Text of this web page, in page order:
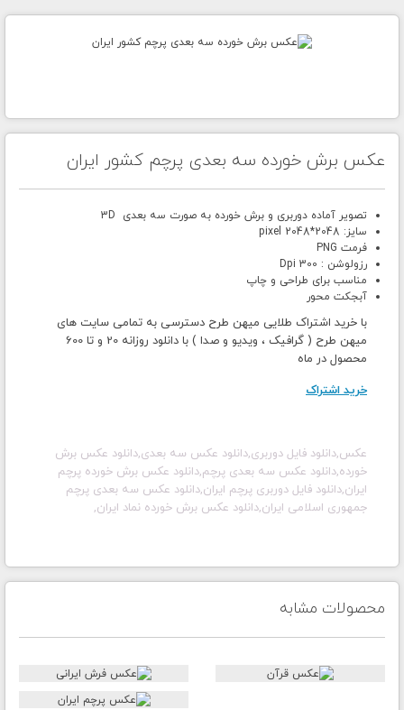
عکس برش خورده سه بعدی پرچم کشور ایران
تصویر آماده دوربری و برش خورده به صورت سه بعدی 3D
سایز: 2048*2048 pixel
فرمت PNG
رزولوشن : 300 Dpi
مناسب برای طراحی و چاپ
آبجکت محور
با خرید اشتراک طلایی میهن طرح دسترسی به تمامی سایت های
میهن طرح ( گرافیک ، ویدیو و صدا ) با دانلود روزانه 20 و تا 600
محصول در ماه
خرید اشتراک
عکس,دانلود فایل دوربری,دانلود عکس سه بعدی,دانلود عکس برش
خورده,دانلود عکس سه بعدی پرچم,دانلود عکس برش خورده پرچم
ایران,دانلود فایل دوربری پرچم ایران,دانلود عکس سه بعدی پرچم
جمهوری اسلامی ایران,دانلود عکس برش خورده نماد ایران,
محصولات مشابه